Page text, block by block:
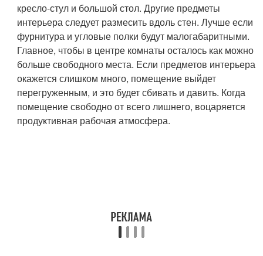
кресло-стул и большой стол. Другие предметы
интерьера следует размесить вдоль стен. Лучше если
фурнитура и угловые полки будут малогабаритными.
Главное, чтобы в центре комнаты осталось как можно
больше свободного места. Если предметов интерьера
окажется слишком много, помещение выйдет
перегруженным, и это будет сбивать и давить. Когда
помещение свободно от всего лишнего, воцаряется
продуктивная рабочая атмосфера.